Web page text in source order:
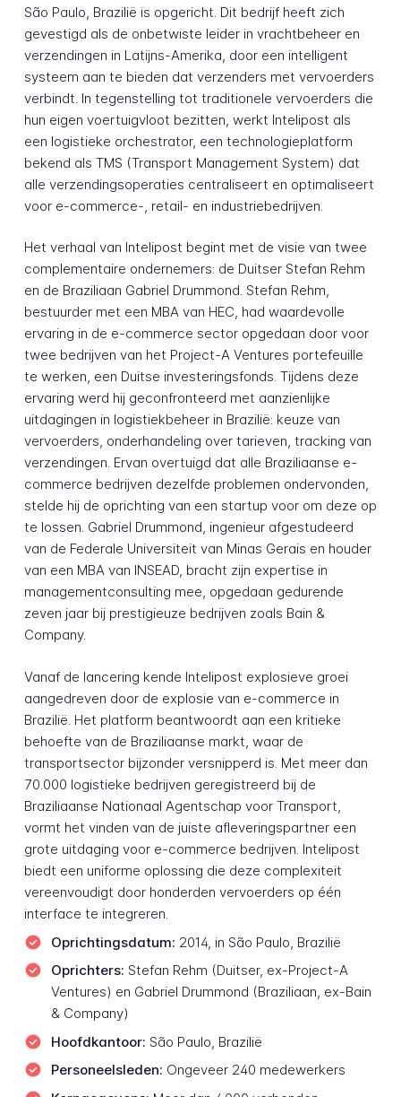
São Paulo, Brazilië is opgericht. Dit bedrijf heeft zich
gevestigd als de onbetwiste leider in vrachtbeheer en
verzendingen in Latijns-Amerika, door een intelligent
systeem aan te bieden dat verzenders met vervoerders
verbindt. In tegenstelling tot traditionele vervoerders die
hun eigen voertuigvloot bezitten, werkt Intelipost als
een logistieke orchestrator, een technologieplatform
bekend als TMS (Transport Management System) dat
alle verzendingsoperaties centraliseert en optimaliseert
voor e-commerce-, retail- en industriebedrijven.
Het verhaal van Intelipost begint met de visie van twee
complementaire ondernemers: de Duitser Stefan Rehm
en de Braziliaan Gabriel Drummond. Stefan Rehm,
bestuurder met een MBA van HEC, had waardevolle
ervaring in de e-commerce sector opgedaan door voor
twee bedrijven van het Project-A Ventures portefeuille
te werken, een Duitse investeringsfonds. Tijdens deze
ervaring werd hij geconfronteerd met aanzienlijke
uitdagingen in logistiekbeheer in Brazilië: keuze van
vervoerders, onderhandeling over tarieven, tracking van
verzendingen. Ervan overtuigd dat alle Braziliaanse e-
commerce bedrijven dezelfde problemen ondervonden,
stelde hij de oprichting van een startup voor om deze op
te lossen. Gabriel Drummond, ingenieur afgestudeerd
van de Federale Universiteit van Minas Gerais en houder
van een MBA van INSEAD, bracht zijn expertise in
managementconsulting mee, opgedaan gedurende
zeven jaar bij prestigieuze bedrijven zoals Bain &
Company.
Vanaf de lancering kende Intelipost explosieve groei
aangedreven door de explosie van e-commerce in
Brazilië. Het platform beantwoordt aan een kritieke
behoefte van de Braziliaanse markt, waar de
transportsector bijzonder versnipperd is. Met meer dan
70.000 logistieke bedrijven geregistreerd bij de
Braziliaanse Nationaal Agentschap voor Transport,
vormt het vinden van de juiste afleveringspartner een
grote uitdaging voor e-commerce bedrijven. Intelipost
biedt een uniforme oplossing die deze complexiteit
vereenvoudigt door honderden vervoerders op één
interface te integreren.
Oprichtingsdatum: 2014, in São Paulo, Brazilië
Oprichters: Stefan Rehm (Duitser, ex-Project-A
Ventures) en Gabriel Drummond (Braziliaan, ex-Bain
& Company)
Hoofdkantoor: São Paulo, Brazilië
Personeelsleden: Ongeveer 240 medewerkers